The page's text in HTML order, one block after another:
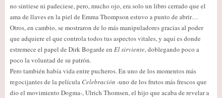
no sintiese ni padeciese, pero, mucho ojo, era solo un libro cerrado que el
ama de llaves en la piel de Emma Thompson estuvo a punto de abrir…
Otros, en cambio, se mostraron de lo más manipuladores gracias al poder
que adquiere el que controla todos tus aspectos vitales, y aquí es donde
estremece el papel de Dirk Bogarde en El sirviente, doblegando poco a
poco la voluntad de su patrón.
Pero también había vida entre pucheros. En uno de los momentos más
regocijantes de la película Celebración -uno de los frutos más frescos que
dio el movimiento Dogma-, Ulrich Thomsen, el hijo que acaba de revelar a